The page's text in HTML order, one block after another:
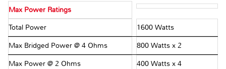
Max Power Ratings
Total Power 1600 Watts
Max Bridged Power @ 4 Ohms 800 Watts x 2
Max Power @ 2 Ohms 400 Watts x 4